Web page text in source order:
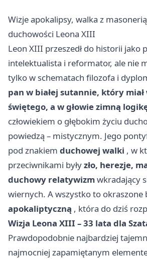
Wizje apokalipsy, walka z
duchowości Leona XIII
Leon XIII przeszedł do historii jako
intelektualista i reformator, ale nie
tylko w schematach filozofa i
pan w białej sutannie, który miał
świętego, a w głowie zimną
człowiekiem o głębokim życiu
powiedzą – mistycznym. Jego
pod znakiem duchowej walki , w
przeciwnikami byłyzło, herezje,
duchowy relatywizmwkradający
wiernych. A wszystko to okraszone
apokaliptyczną , która do dziś
Wizja Leona XIII – 33 lata dla
Prawdopodobnie najbardziej
najmocniej zapamiętanym